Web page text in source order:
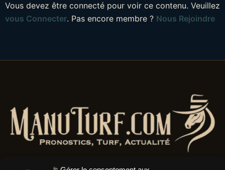
Vous devez être connecté pour voir ce contenu. Veuillez
vous Connecter. Pas encore membre ? Nous Rejoindre